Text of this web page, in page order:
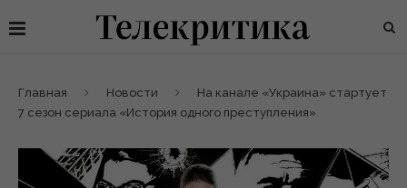
Главная Новости
На канале «Украина» стартует
7 сезон сериала «История одного преступления»